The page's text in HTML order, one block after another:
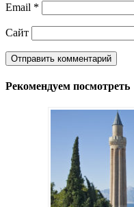
Email *
Сайт
Рекомендуем посмотреть